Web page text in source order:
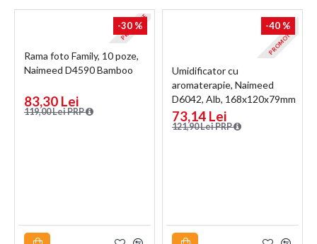
PROMOTIE
-30 %
Rama foto Family, 10 poze,
Naimeed D4590 Bamboo
83,30 Lei
119,00 Lei PRP
PROMOTIE
-40 %
Umidificator cu
aromaterapie, Naimeed
D6042, Alb, 168x120x79mm
73,14 Lei
121,90 Lei PRP